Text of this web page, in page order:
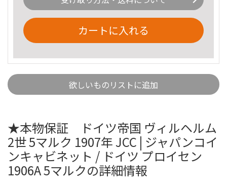
カートに入れる
欲しいものリストに追加
★本物保証 ドイツ帝国 ヴィルヘルム
2世 5マルク 1907年 JCC | ジャパンコイ
ンキャビネット / ドイツ プロイセン
1906A 5マルクの詳細情報